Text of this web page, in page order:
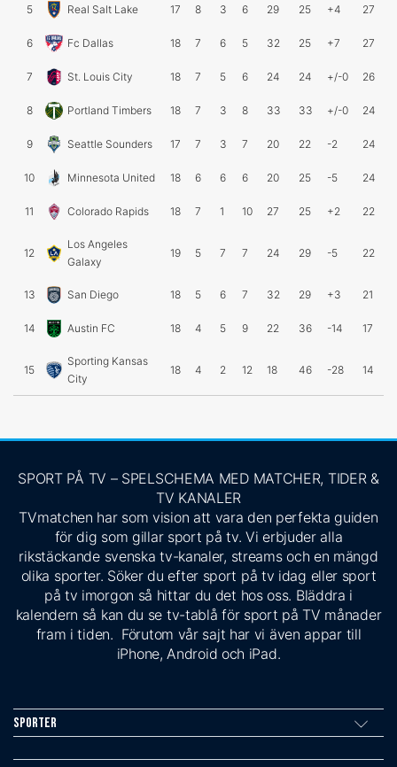
5 Real Salt Lake 17 8 3 6 29 25 +4 27
6 Fc Dallas 18 7 6 5 32 25 +7 27
7 St. Louis City 18 7 5 6 24 24 +/-0 26
8 Portland Timbers 18 7 3 8 33 33 +/-0 24
9 Seattle Sounders 17 7 3 7 20 22 -2 24
10 Minnesota United 18 6 6 6 20 25 -5 24
11 Colorado Rapids 18 7 1 10 27 25 +2 22
12
Los Angeles
Galaxy
19 5 7 7 24 29 -5 22
13 San Diego 18 5 6 7 32 29 +3 21
14 Austin FC 18 4 5 9 22 36 -14 17
15
Sporting Kansas
City
18 4 2 12 18 46 -28 14
SPORT PÅ TV – SPELSCHEMA MED MATCHER, TIDER &
TV KANALER
TVmatchen har som vision att vara den perfekta guiden
för dig som gillar sport på tv. Vi erbjuder alla
rikstäckande svenska tv-kanaler, streams och en mängd
olika sporter. Söker du efter sport på tv idag eller sport
på tv imorgon så hittar du det hos oss. Bläddra i
kalendern så kan du se tv-tablå för sport på TV månader
fram i tiden. Förutom vår sajt har vi även appar till
iPhone, Android och iPad.
Sporter